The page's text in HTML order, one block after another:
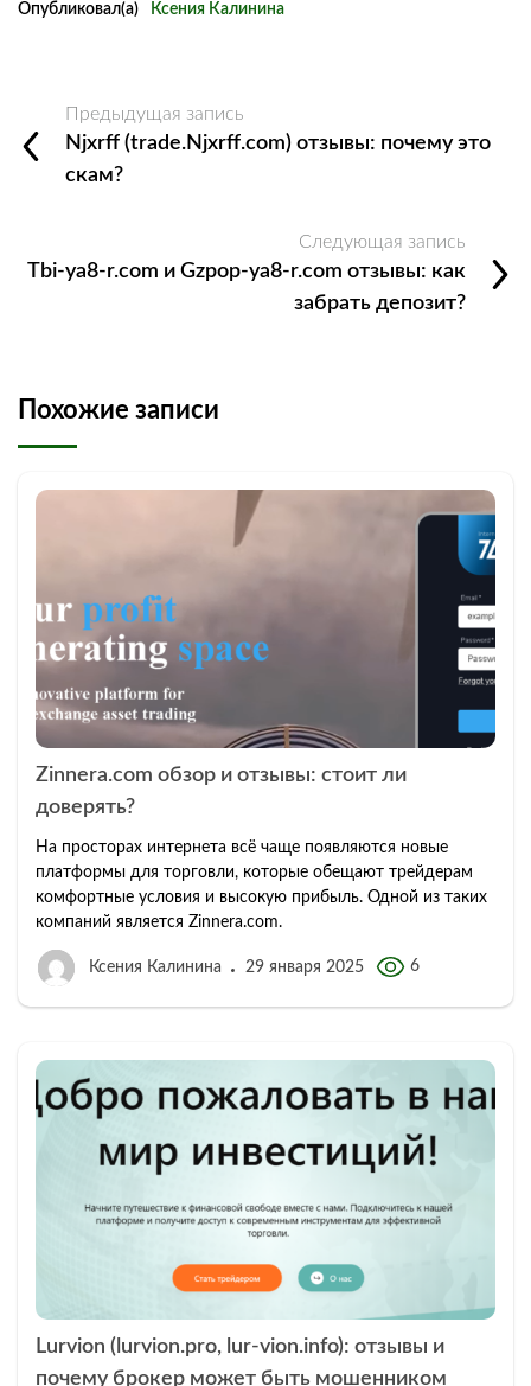
Опубликовал(а) Ксения Калинина
Предыдущая запись
Njxrff (trade.Njxrff.com) отзывы: почему это
скам?
Следующая запись
Tbi-ya8-r.com и Gzpop-ya8-r.com отзывы: как
забрать депозит?
Похожие записи
Zinnera.com обзор и отзывы: стоит ли
доверять?
На просторах интернета всё чаще появляются новые
платформы для торговли, которые обещают трейдерам
комфортные условия и высокую прибыль. Одной из таких
компаний является Zinnera.com.
Ксения Калинина 29 января 2025 6
Lurvion (lurvion.pro, lur-vion.info): отзывы и
почему брокер может быть мошенником